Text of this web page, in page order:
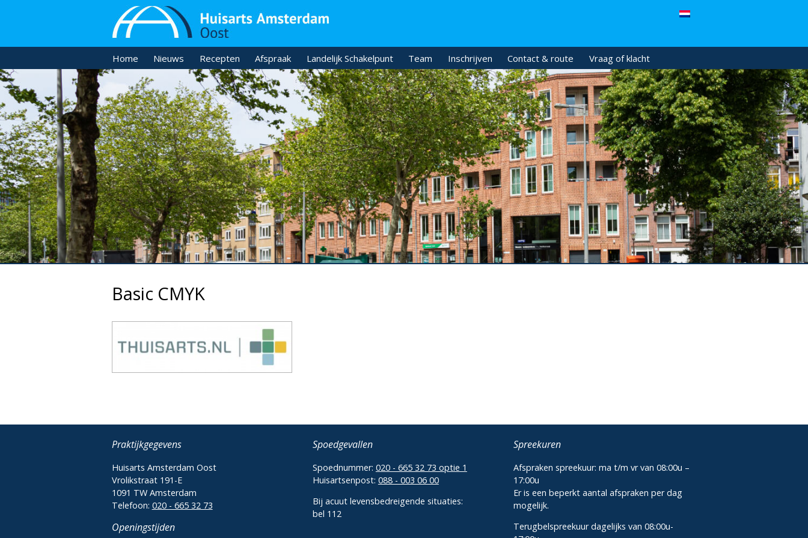
Home Nieuws Recepten Afspraak Landelijk Schakelpunt Team Inschrijven Contact & route Vraag of klacht
Basic CMYK
Praktijkgegevens
Huisarts Amsterdam Oost
Vrolikstraat 191-E
1091 TW Amsterdam
Telefoon: 020 - 665 32 73
Openingstijden
Spoedgevallen
Spoednummer: 020 - 665 32 73 optie 1
Huisartsenpost: 088 - 003 06 00
Bij acuut levensbedreigende situaties:
bel 112
Spreekuren
Afspraken spreekuur: ma t/m vr van 08:00u –
17:00u
Er is een beperkt aantal afspraken per dag
mogelijk.
Terugbelspreekuur dagelijks van 08:00u-